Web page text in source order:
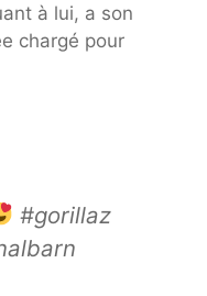
à lui, a son
chargé pour
#gorillaz